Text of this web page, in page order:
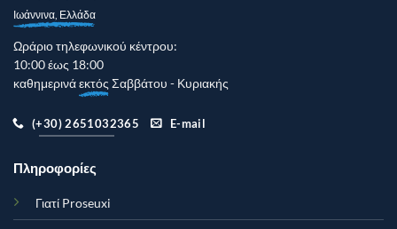
Ιωάννινα, Ελλάδα
Ωράριο τηλεφωνικού κέντρου:
10:00 έως 18:00
καθημερινάεκτός Σαββάτου - Κυριακής
(+30) 2651032365 E-mail
Πληροφορίες
Γιατί Proseuxi